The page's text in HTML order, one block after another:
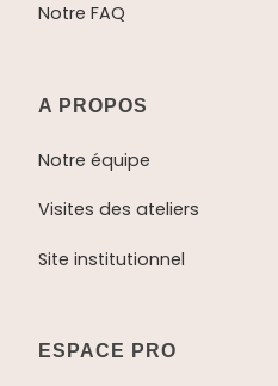
Notre FAQ
A PROPOS
Notre équipe
Visites des ateliers
Site institutionnel
ESPACE PRO